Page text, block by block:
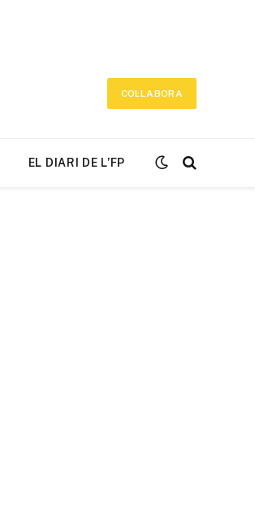
COL·LABORA
EL DIARI DE L’FP